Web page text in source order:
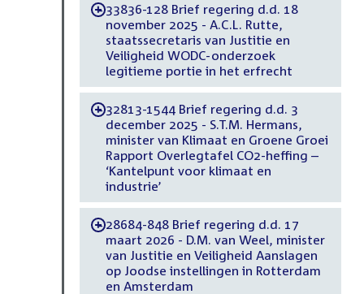
-33836-128 Brief regering d.d. 18
november 2025 - A.C.L. Rutte,
staatssecretaris van Justitie en
Veiligheid WODC-onderzoek
legitieme portie in het erfrecht
-32813-1544 Brief regering d.d. 3
december 2025 - S.T.M. Hermans,
minister van Klimaat en Groene Groei
Rapport Overlegtafel CO2-heffing –
‘Kantelpunt voor klimaat en
industrie’
-28684-848 Brief regering d.d. 17
maart 2026 - D.M. van Weel, minister
van Justitie en Veiligheid Aanslagen
op Joodse instellingen in Rotterdam
en Amsterdam